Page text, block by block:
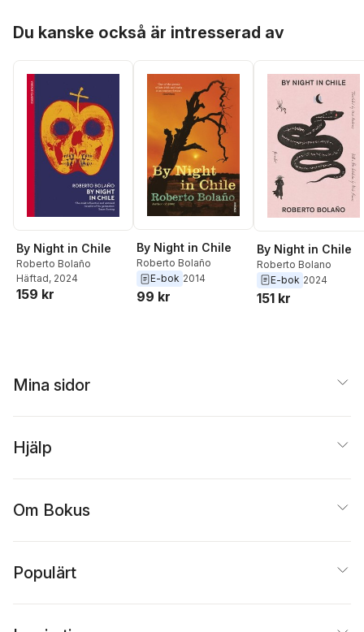
Du kanske också är intresserad av
By Night in Chile
Roberto Bolaño
Häftad, 2024
159 kr
By Night in Chile
Roberto Bolaño
E-bok 2014
99 kr
By Night in Chile
Roberto Bolano
E-bok 2024
151 kr
Mina sidor
Hjälp
Om Bokus
Populärt